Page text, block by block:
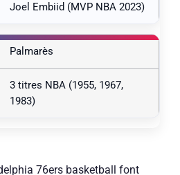
Joel Embiid (MVP NBA 2023)
Palmarès
3 titres NBA (1955, 1967,
1983)
76ers basketball font